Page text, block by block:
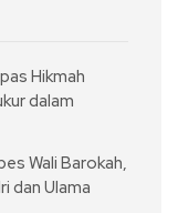
Hikmah
dalam
Wali Barokah,
dan Ulama